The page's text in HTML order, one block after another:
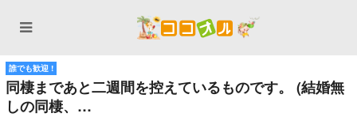
誰でも歓迎 !
同棲まであと二週間を控えているものです。 (結婚無
しの同棲、…